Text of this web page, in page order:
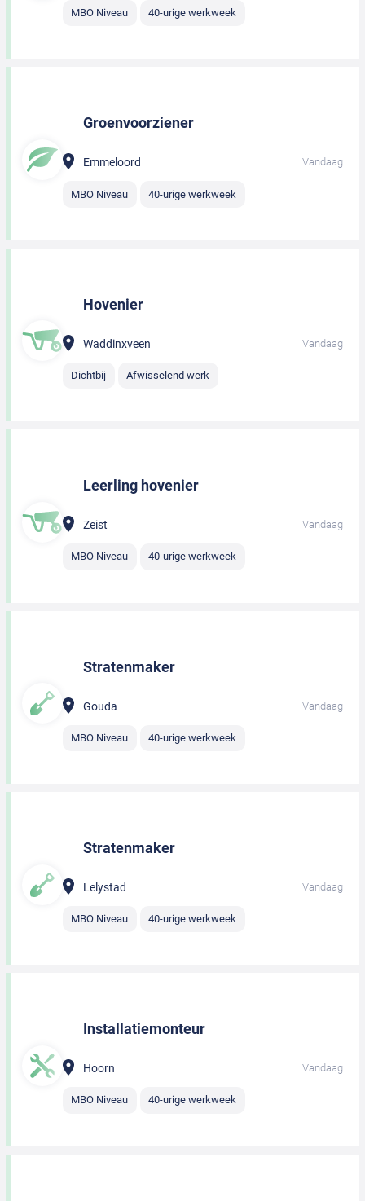
MBO Niveau 40-urige werkweek
Groenvoorziener
Emmeloord Vandaag
MBO Niveau 40-urige werkweek
Hovenier
Waddinxveen Vandaag
Dichtbij Afwisselend werk
Leerling hovenier
Zeist Vandaag
MBO Niveau 40-urige werkweek
Stratenmaker
Gouda Vandaag
MBO Niveau 40-urige werkweek
Stratenmaker
Lelystad Vandaag
MBO Niveau 40-urige werkweek
Installatiemonteur
Hoorn Vandaag
MBO Niveau 40-urige werkweek